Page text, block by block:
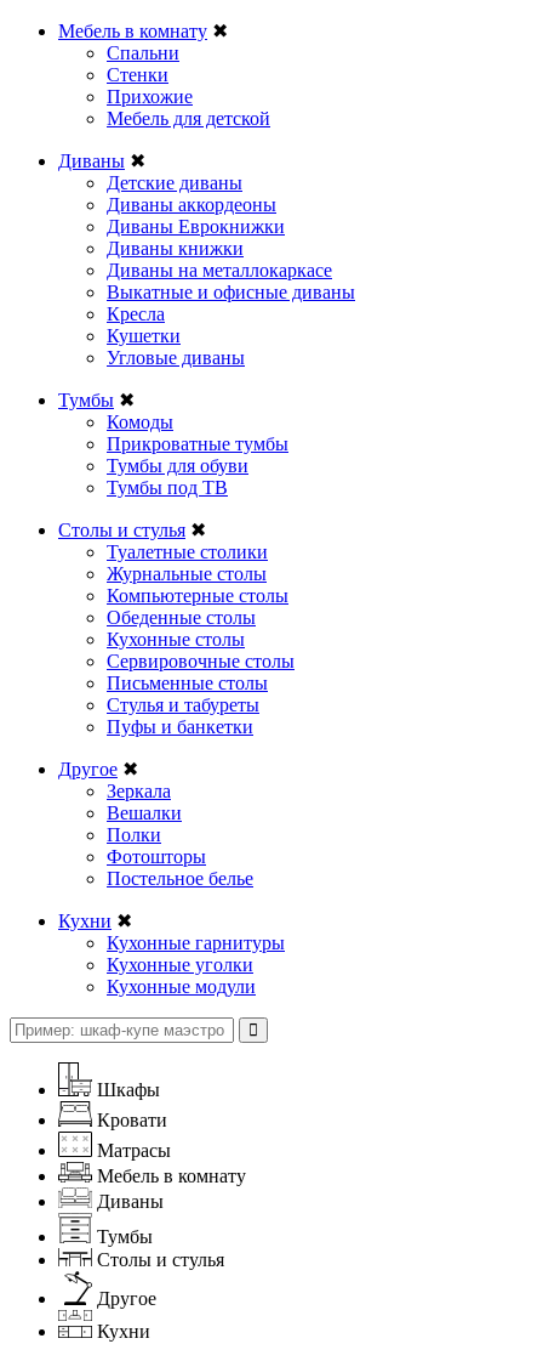
Мебель в комнату ✖
Спальни
Стенки
Прихожие
Мебель для детской
Диваны ✖
Детские диваны
Диваны аккордеоны
Диваны Еврокнижки
Диваны книжки
Диваны на металлокаркасе
Выкатные и офисные диваны
Кресла
Кушетки
Угловые диваны
Тумбы ✖
Комоды
Прикроватные тумбы
Тумбы для обуви
Тумбы под ТВ
Столы и стулья ✖
Туалетные столики
Журнальные столы
Компьютерные столы
Обеденные столы
Кухонные столы
Сервировочные столы
Письменные столы
Стулья и табуреты
Пуфы и банкетки
Другое ✖
Зеркала
Вешалки
Полки
Фотошторы
Постельное белье
Кухни ✖
Кухонные гарнитуры
Кухонные уголки
Кухонные модули
Шкафы
Кровати
Матрасы
Мебель в комнату
Диваны
Тумбы
Столы и стулья
Другое
Кухни